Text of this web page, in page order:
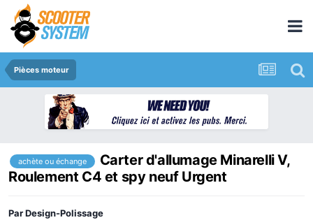
Pièces moteur
achète ou échange
Carter d'allumage Minarelli V,
Roulement C4 et spy neuf Urgent
ParDesign-Polissage